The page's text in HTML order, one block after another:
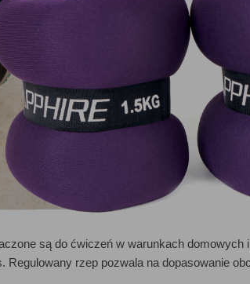
są do ćwiczeń w warunkach domowych
rzep pozwala na dopasowanie